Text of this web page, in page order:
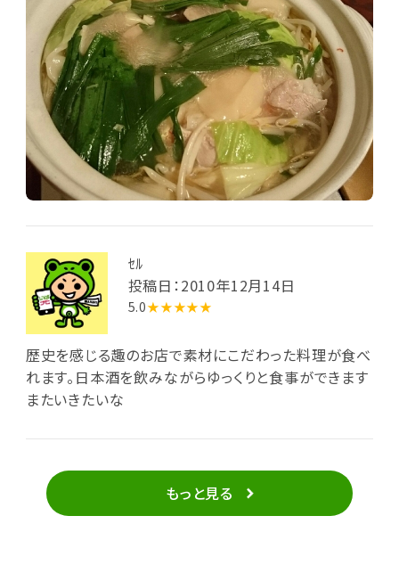
ｾﾙ
投稿日：2010年12月14日
5.0★★★★★
歴史を感じる趣のお店で素材にこだわった料理が食べ
れます。日本酒を飲みながらゆっくりと食事ができます
またいきたいな
もっと見る